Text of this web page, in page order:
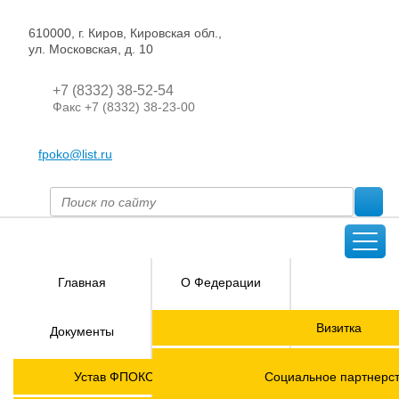
610000, г. Киров, Кировская обл.,
ул. Московская, д. 10
+7 (8332) 38-52-54
Факс +7 (8332) 38-23-00
fpoko@list.ru
Главная О Федерации
Визитка
Документы
Устав ФПОКО с изменениями от 2026 года
Социальное
Членские